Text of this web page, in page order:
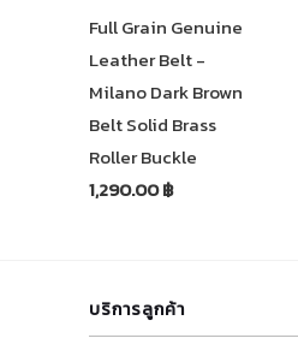
Full Grain Genuine
Leather Belt -
Milano Dark Brown
Belt Solid Brass
Roller Buckle
1,290.00 ฿
บริการลูกค้า